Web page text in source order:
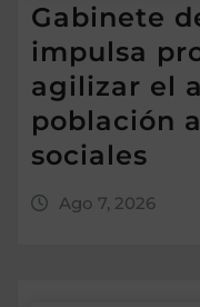
Gabinete
impulsa
agilizar el
población
sociales
Ago 7, 2026